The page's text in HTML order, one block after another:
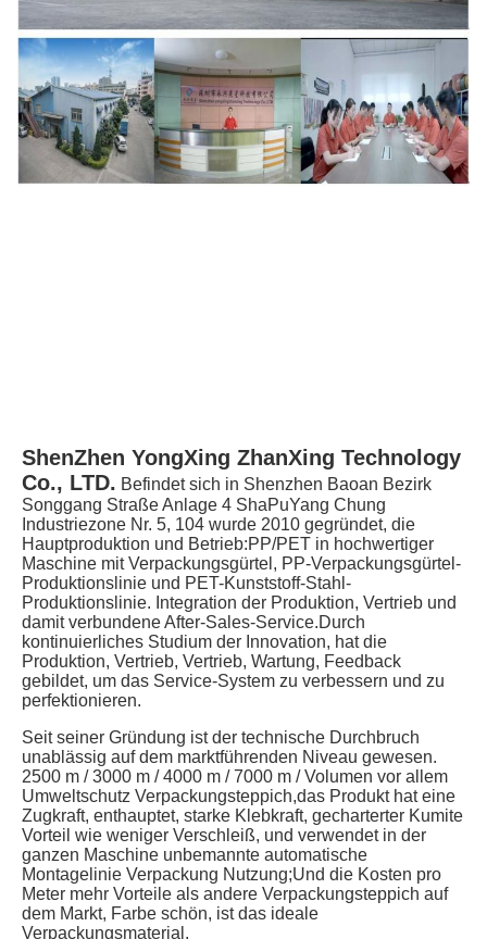
ShenZhen YongXing ZhanXing Technology
Co., LTD. Befindet sich in Shenzhen Baoan Bezirk
Songgang Straße Anlage 4 ShaPuYang Chung
Industriezone Nr. 5, 104 wurde 2010 gegründet, die
Hauptproduktion und Betrieb:PP/PET in hochwertiger
Maschine mit Verpackungsgürtel, PP-Verpackungsgürtel-
Produktionslinie und PET-Kunststoff-Stahl-
Produktionslinie. Integration der Produktion, Vertrieb und
damit verbundene After-Sales-Service.Durch
kontinuierliches Studium der Innovation, hat die
Produktion, Vertrieb, Vertrieb, Wartung, Feedback
gebildet, um das Service-System zu verbessern und zu
perfektionieren.
Seit seiner Gründung ist der technische Durchbruch
unablässig auf dem marktführenden Niveau gewesen.
2500 m / 3000 m / 4000 m / 7000 m / Volumen vor allem
Umweltschutz Verpackungsteppich,das Produkt hat eine
Zugkraft, enthauptet, starke Klebkraft, gecharterter Kumite
Vorteil wie weniger Verschleiß, und verwendet in der
ganzen Maschine unbemannte automatische
Montagelinie Verpackung Nutzung;Und die Kosten pro
Meter mehr Vorteile als andere Verpackungsteppich auf
dem Markt, Farbe schön, ist das ideale
Verpackungsmaterial.